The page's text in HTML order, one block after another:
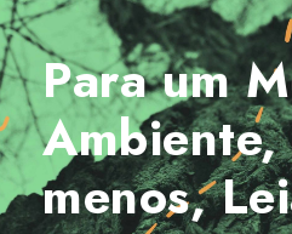
Para um
menos,